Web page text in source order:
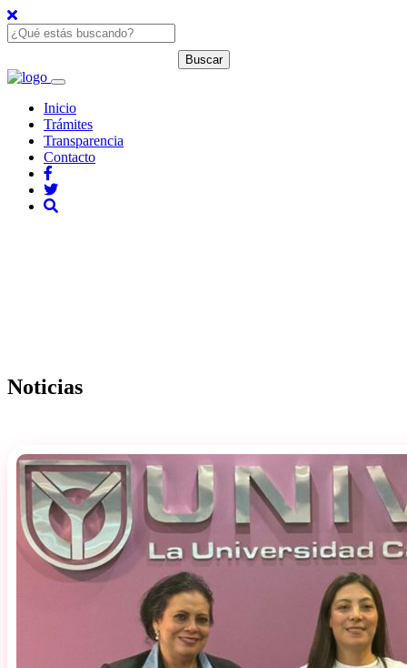
Inicio
Trámites
Transparencia
Contacto
Noticias